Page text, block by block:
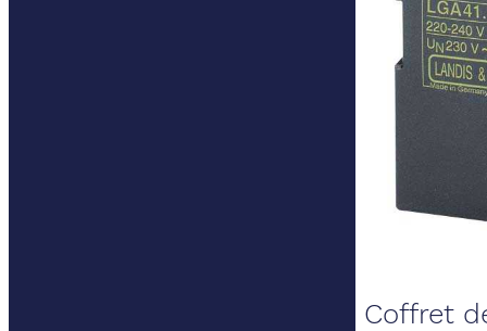
Coffret